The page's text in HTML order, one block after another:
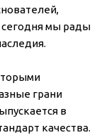
сегодня мы рады
грани
в
качества.